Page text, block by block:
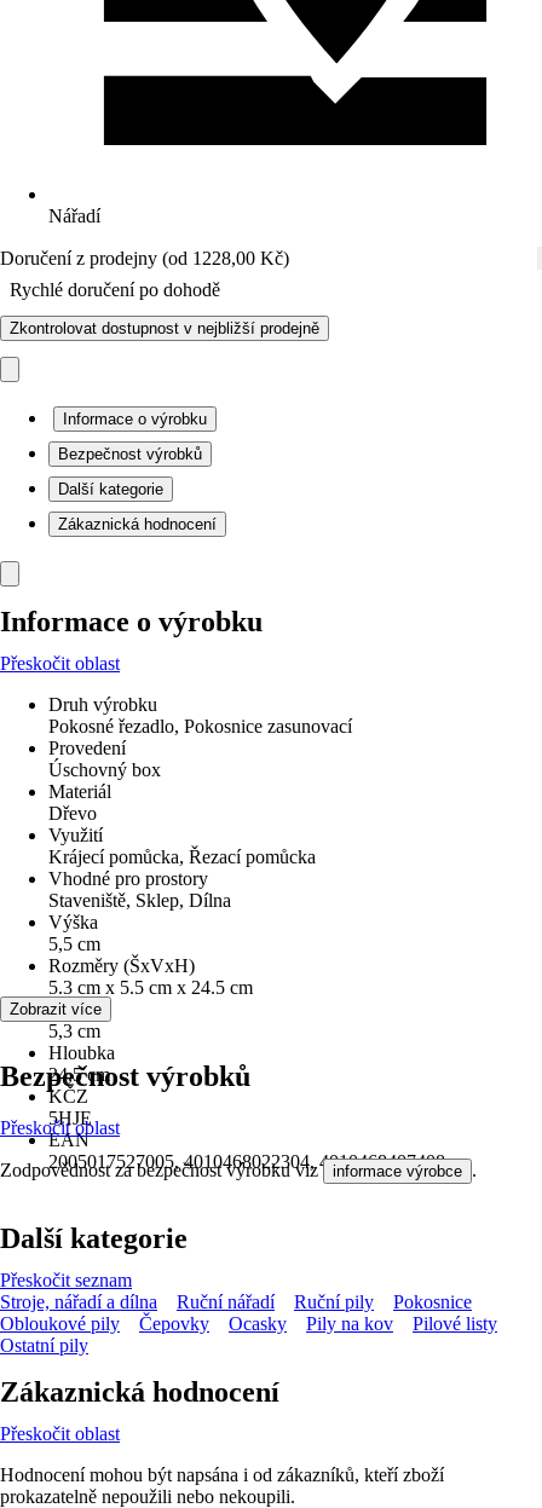
Nářadí
Doručení z prodejny (od 1228,00 Kč)
Rychlé doručení po dohodě
Zkontrolovat dostupnost v nejbližší prodejně
Informace o výrobku
Bezpečnost výrobků
Další kategorie
Zákaznická hodnocení
Informace o výrobku
Přeskočit oblast
Druh výrobku
Pokosné řezadlo, Pokosnice zasunovací
Provedení
Úschovný box
Materiál
Dřevo
Využití
Krájecí pomůcka, Řezací pomůcka
Vhodné pro prostory
Staveniště, Sklep, Dílna
Výška
5,5 cm
Rozměry (ŠxVxH)
5.3 cm x 5.5 cm x 24.5 cm
Šířka
5,3 cm
Hloubka
24,5 cm
KČZ
5HJE
EAN
2005017527005, 4010468022304, 4010468407408
Zobrazit více
Bezpečnost výrobků
Přeskočit oblast
Zodpovědnost za bezpečnost výrobku viz informace výrobce .
Další kategorie
Přeskočit seznam
Stroje, nářadí a dílna
Ruční nářadí Ruční pily
Pokosnice
Obloukové pily
Čepovky Ocasky Pily na kov
Pilové listy
Ostatní pily
Zákaznická hodnocení
Přeskočit oblast
Hodnocení mohou být napsána i od zákazníků, kteří zboží
prokazatelně nepoužili nebo nekoupili.